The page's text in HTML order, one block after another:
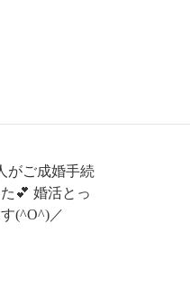
がご成婚手続
💕 婚活とっ
(^O^)／